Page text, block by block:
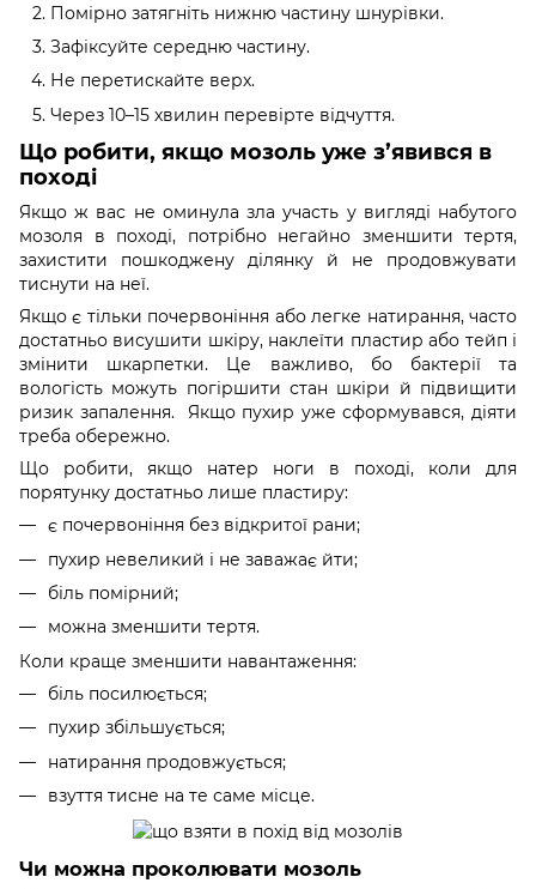
Помірно затягніть нижню частину шнурівки.
Зафіксуйте середню частину.
Не перетискайте верх.
Через 10–15 хвилин перевірте відчуття.
Що робити, якщо мозоль уже з’явився в
поході
Якщо ж вас не оминула зла участь у вигляді набутого
мозоля в поході, потрібно негайно зменшити тертя,
захистити пошкоджену ділянку й не продовжувати
тиснути на неї.
Якщо є тільки почервоніння або легке натирання, часто
достатньо висушити шкіру, наклеїти пластир або тейп і
змінити шкарпетки. Це важливо, бо бактерії та
вологість можуть погіршити стан шкіри й підвищити
ризик запалення. Якщо пухир уже сформувався, діяти
треба обережно.
Що робити, якщо натер ноги в поході, коли для
порятунку достатньо лише пластиру:
є почервоніння без відкритої рани;
пухир невеликий і не заважає йти;
біль помірний;
можна зменшити тертя.
Коли краще зменшити навантаження:
біль посилюється;
пухир збільшується;
натирання продовжується;
взуття тисне на те саме місце.
Чи можна проколювати мозоль